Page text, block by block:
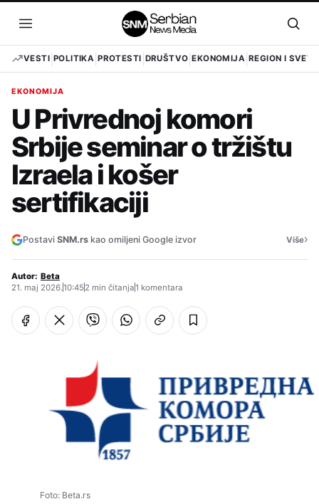
sadržaj
Otvori
meni
VESTI POLITIKA PROTESTI DRUŠTVO EKONOMIJA REGION I SVET
EKONOMIJA
U Privrednoj komori
Srbije seminar o tržištu
Izraela i košer
sertifikaciji
Postavi SNM.rs kao omiljeni Google izvor Više›
Autor: Beta
21. maj 2026.10:452 min čitanja1 komentara
Foto: Beta.rs